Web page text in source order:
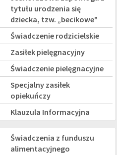
tytułu urodzenia się
dziecka, tzw. „becikowe"
Świadczenie rodzicielskie
Zasiłek pielęgnacyjny
Świadczenie pielęgnacyjne
Specjalny zasiłek
opiekuńczy
Klauzula Informacyjna
FUNDUSZ
ALIMENTACYJNY
Świadczenia z funduszu
alimentacyjnego